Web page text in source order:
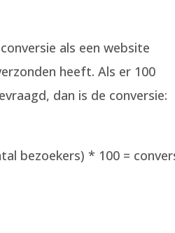
als een website
heeft. Als er 100
dan is de conversie:
bezoekers) * 100 =